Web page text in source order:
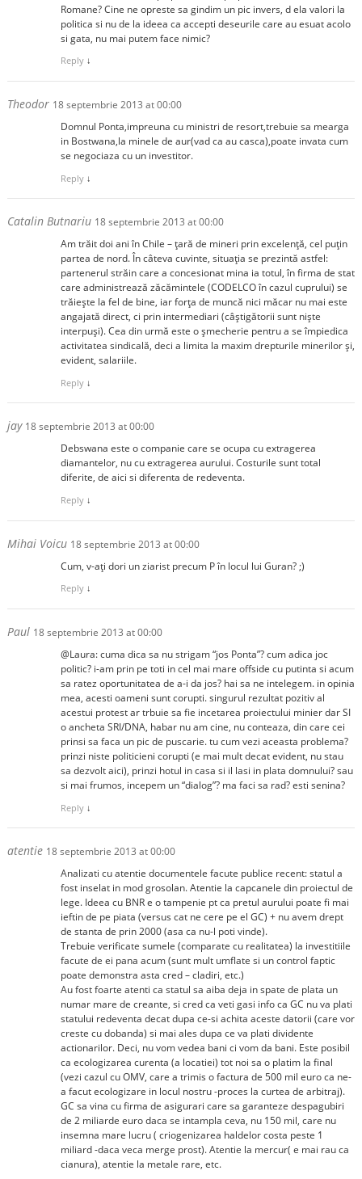
Romane? Cine ne opreste sa gindim un pic invers, d ela valori la
politica si nu de la ideea ca accepti deseurile care au esuat acolo
si gata, nu mai putem face nimic?
Reply ↓
Theodor 18 septembrie 2013 at 00:00
Domnul Ponta,impreuna cu ministri de resort,trebuie sa mearga
in Bostwana,la minele de aur(vad ca au casca),poate invata cum
se negociaza cu un investitor.
Reply ↓
Catalin Butnariu 18 septembrie 2013 at 00:00
Am trăit doi ani în Chile – țară de mineri prin excelență, cel puțin
partea de nord. În câteva cuvinte, situația se prezintă astfel:
partenerul străin care a concesionat mina ia totul, în firma de stat
care administrează zăcămintele (CODELCO în cazul cuprului) se
trăiește la fel de bine, iar forța de muncă nici măcar nu mai este
angajată direct, ci prin intermediari (câștigătorii sunt niște
interpuși). Cea din urmă este o șmecherie pentru a se împiedica
activitatea sindicală, deci a limita la maxim drepturile minerilor și,
evident, salariile.
Reply ↓
jay 18 septembrie 2013 at 00:00
Debswana este o companie care se ocupa cu extragerea
diamantelor, nu cu extragerea aurului. Costurile sunt total
diferite, de aici si diferenta de redeventa.
Reply ↓
Mihai Voicu 18 septembrie 2013 at 00:00
Cum, v-ați dori un ziarist precum P în locul lui Guran? ;)
Reply ↓
Paul 18 septembrie 2013 at 00:00
@Laura: cuma dica sa nu strigam “jos Ponta”? cum adica joc
politic? i-am prin pe toti in cel mai mare offside cu putinta si acum
sa ratez oportunitatea de a-i da jos? hai sa ne intelegem. in opinia
mea, acesti oameni sunt corupti. singurul rezultat pozitiv al
acestui protest ar trbuie sa fie incetarea proiectului minier dar SI
o ancheta SRI/DNA, habar nu am cine, nu conteaza, din care cei
prinsi sa faca un pic de puscarie. tu cum vezi aceasta problema?
prinzi niste politicieni corupti (e mai mult decat evident, nu stau
sa dezvolt aici), prinzi hotul in casa si il lasi in plata domnului? sau
si mai frumos, incepem un “dialog”? ma faci sa rad? esti senina?
Reply ↓
atentie 18 septembrie 2013 at 00:00
Analizati cu atentie documentele facute publice recent: statul a
fost inselat in mod grosolan. Atentie la capcanele din proiectul de
lege. Ideea cu BNR e o tampenie pt ca pretul aurului poate fi mai
ieftin de pe piata (versus cat ne cere pe el GC) + nu avem drept
de stanta de prin 2000 (asa ca nu-l poti vinde).
Trebuie verificate sumele (comparate cu realitatea) la investitiile
facute de ei pana acum (sunt mult umflate si un control faptic
poate demonstra asta cred – cladiri, etc.)
Au fost foarte atenti ca statul sa aiba deja in spate de plata un
numar mare de creante, si cred ca veti gasi info ca GC nu va plati
statului redeventa decat dupa ce-si achita aceste datorii (care vor
creste cu dobanda) si mai ales dupa ce va plati dividente
actionarilor. Deci, nu vom vedea bani ci vom da bani. Este posibil
ca ecologizarea curenta (a locatiei) tot noi sa o platim la final
(vezi cazul cu OMV, care a trimis o factura de 500 mil euro ca ne-
a facut ecologizare in locul nostru -proces la curtea de arbitraj).
GC sa vina cu firma de asigurari care sa garanteze despagubiri
de 2 miliarde euro daca se intampla ceva, nu 150 mil, care nu
insemna mare lucru ( criogenizarea haldelor costa peste 1
miliard -daca veca merge prost). Atentie la mercur( e mai rau ca
cianura), atentie la metale rare, etc.